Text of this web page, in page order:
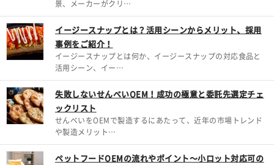
景、メーカーがクリ…
イージースナップとは？活用シーンからメリット、採用
事例をご紹介！
イージースナップとは何か、イージースナップの対応食品と
活用シーン、イー…
失敗しないせんべいOEM！成功の極意と委託先選定チェ
ックリスト
せんべいをOEMで製造するにあたって、近年の市場トレンド
や製造メリット…
ペットフードOEMの流れやポイント～小ロット対応可の